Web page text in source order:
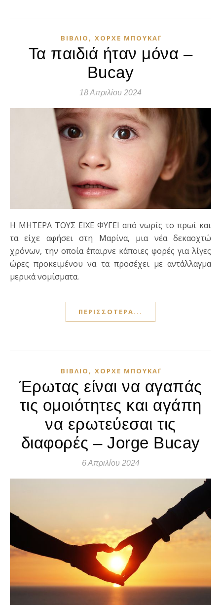
ΒΙΒΛΊΟ , ΧΌΡΧΕ ΜΠΟΥΚΆΙ
Τα παιδιά ήταν μόνα –
Bucay
18 Απριλίου 2024
Η ΜΗΤΕΡΑ ΤΟΥΣ ΕΙΧΕ ΦΥΓΕΙ από νωρίς το πρωί και
τα είχε αφήσει στη Μαρίνα, μια νέα δεκαοχτώ
χρόνων, την οποία έπαιρνε κάποιες φορές για λίγες
ώρες προκειμένου να τα προσέχει με αντάλλαγμα
μερικά νομίσματα.
ΠΕΡΙΣΣΌΤΕΡΑ...
ΒΙΒΛΊΟ , ΧΌΡΧΕ ΜΠΟΥΚΆΙ
Έρωτας είναι να αγαπάς
τις ομοιότητες και αγάπη
να ερωτεύεσαι τις
διαφορές – Jorge Bucay
6 Απριλίου 2024